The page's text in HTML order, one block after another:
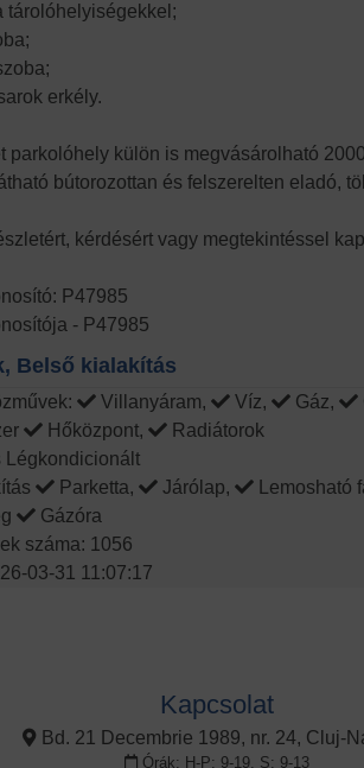
tárolóhelyiségekkel;
erkély.
parkolóhely külön is megvásárolható
bútorozottan és felszerelten eladó,
kérdésért vagy megtekintéssel
P47985
- P47985
Belső kialakítás
Villanyáram, Víz, Gáz,
Hőközpont,
Radiátorok
Légkondicionált
Parketta, Járólap,
Lemosható
Gázóra
száma: 1056
03-31 11:07:17
Kapcsolat
Bd. 21 Decembrie 1989, nr. 24, Cluj-
Órák: H-P: 9-19, S: 9-13